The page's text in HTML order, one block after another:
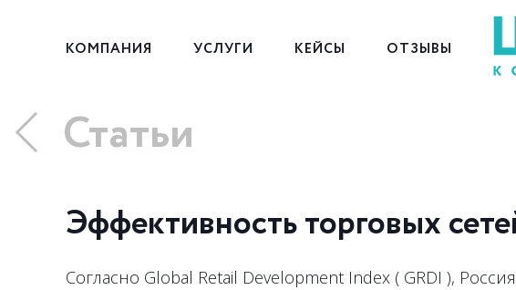
КОМПАНИЯ УСЛУГИ КЕЙСЫ ОТЗЫВЫ
Статьи
Эффективность торговых
Согласно Global Retail Development Index ( GRDI ),